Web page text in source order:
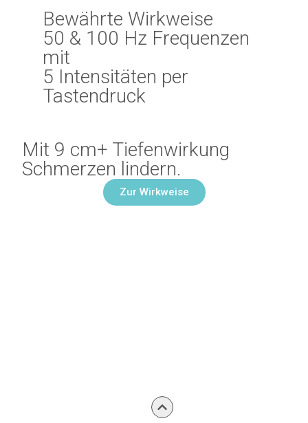
Bewährte Wirkweise
50 & 100 Hz Frequenzen
mit
5 Intensitäten per
Tastendruck
Mit 9 cm+ Tiefenwirkung
Schmerzen lindern.
Zur Wirkweise